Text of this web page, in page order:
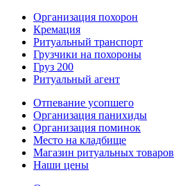
Организация похорон
Кремация
Ритуальный транспорт
Грузчики на похороны
Груз 200
Ритуальный агент
Отпевание усопшего
Организация панихиды
Организация поминок
Место на кладбище
Магазин ритуальных товаров
Наши цены